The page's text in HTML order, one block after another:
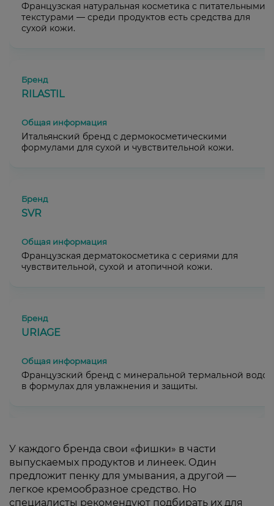
Французская натуральная косметика с питательными
текстурами — среди продуктов есть средства для
сухой кожи.
RILASTIL
Итальянский бренд с дермокосметическими
формулами для сухой и чувствительной кожи.
SVR
Французская дерматокосметика с сериями для
чувствительной, сухой и атопичной кожи.
URIAGE
Французский бренд с минеральной термальной водой
в формулах для увлажнения и защиты.
У каждого бренда свои «фишки» в части
выпускаемых продуктов и линеек. Один
предложит пенку для умывания, а другой —
легкое кремообразное средство. Но
специалисты рекомендуют подбирать их для